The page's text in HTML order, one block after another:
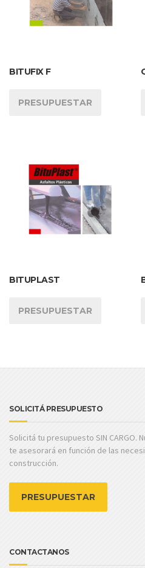
BITUFIX F
PRESUPUESTAR
BITUPLAST
PRESUPUESTAR
SOLICITÁ PRESUPUESTO
Solicitá tu presupuesto SIN CARGO.
te asesorará en función de las
construcción.
PRESUPUESTAR
CONTACTANOS